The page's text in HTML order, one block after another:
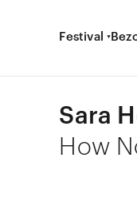
Festival
Sara
How